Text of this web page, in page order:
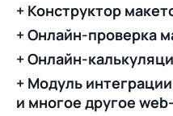
+ Конструктор
+ Онлайн-проверка
+ Онлайн-
+ Модуль
и многое другое